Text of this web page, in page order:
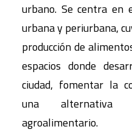
urbano. Se centra en
urbana y periurbana,
producción de
espacios donde
ciudad, fomentar la
una
agroalimentario.